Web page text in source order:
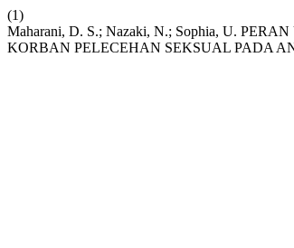
(1)
Maharani, D. S.; Nazaki, N.; Sophia, U.
KORBAN PELECEHAN SEKSUAL PADA